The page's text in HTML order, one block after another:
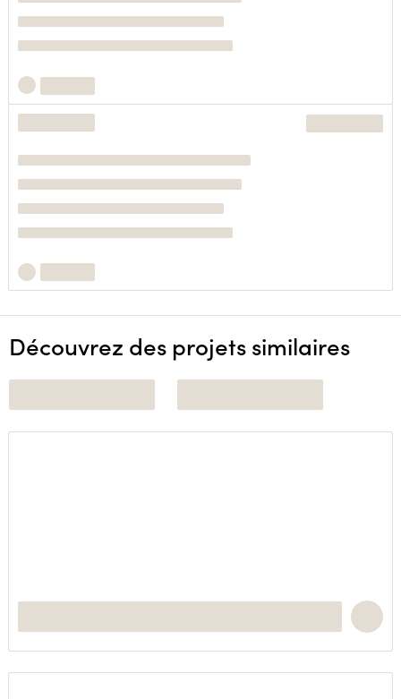
Découvrez des projets similaires